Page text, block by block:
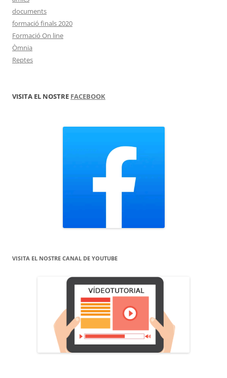
documents
formació finals 2020
Formació On line
Òmnia
Reptes
VISITA EL NOSTRE FACEBOOK
VISITA EL NOSTRE CANAL DE YOUTUBE